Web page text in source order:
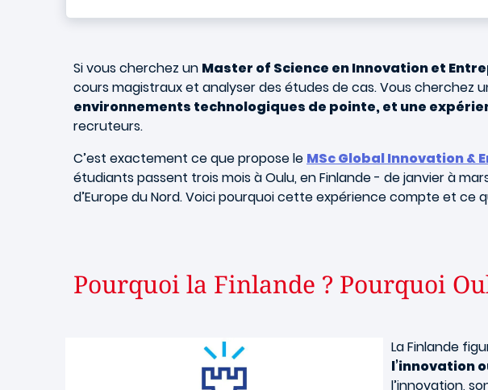
Si vous cherchez un Master of Science en Innovation et
cours magistraux et analyser des études de cas. Vous cherchez
environnements technologiques de pointe, et une
recruteurs.
C’est exactement ce que propose le MSc Global Innovation &
étudiants passent trois mois à Oulu, en Finlande - de janvier à
d’Europe du Nord. Voici pourquoi cette expérience compte et ce
Pourquoi la Finlande ? Pourquoi
La Finlande
l’innovation
l’innovation,